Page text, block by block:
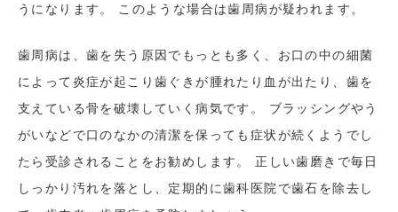
うになります。 このような場合は歯周病が疑われます。
歯周病は、歯を失う原因でもっとも多く、お口の中の細菌
によって炎症が起こり歯ぐきが腫れたり血が出たり、歯を
支えている骨を破壊していく病気です。 ブラッシングやう
がいなどで口のなかの清潔を保っても症状が続くようでし
たら受診されることをお勧めします。 正しい歯磨きで毎日
しっかり汚れを落とし、定期的に歯科医院で歯石を除去し